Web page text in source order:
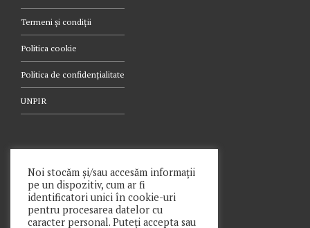
Termeni și condiții
Politica cookie
Politica de confidențialitate
UNPIR
021.340.0442
Noi stocăm și/sau accesăm informații
pe un dispozitiv, cum ar fi
identificatori unici în cookie-uri
pentru procesarea datelor cu
caracter personal. Puteți accepta sau